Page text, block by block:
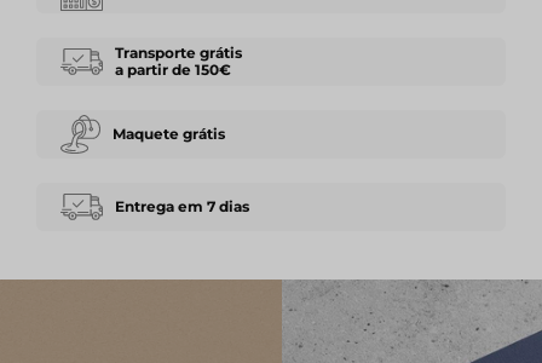
Transporte grátis
a partir de 150€
Maquete grátis
Entrega em 7 dias